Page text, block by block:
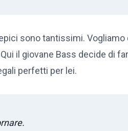
sono tantissimi.
il giovane Bass decide di
perfetti per lei.